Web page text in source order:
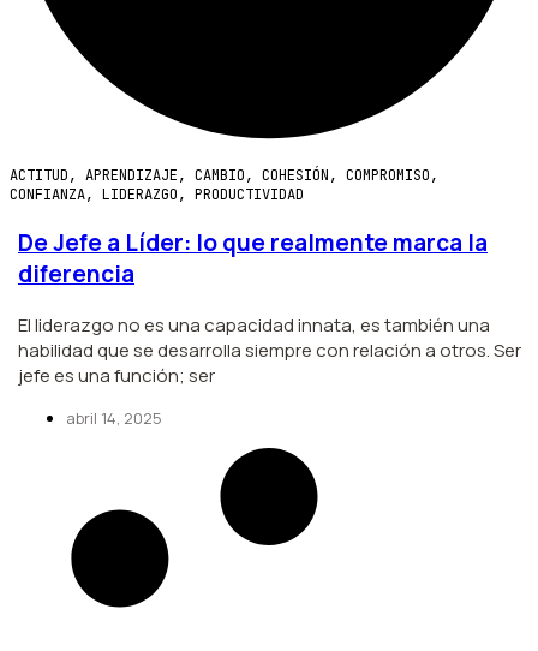
ACTITUD, APRENDIZAJE, CAMBIO, COHESIÓN, COMPROMISO,
CONFIANZA, LIDERAZGO, PRODUCTIVIDAD
De Jefe a Líder: lo que realmente marca la
diferencia
El liderazgo no es una capacidad innata, es también una
habilidad que se desarrolla siempre con relación a otros. Ser
jefe es una función; ser
abril 14, 2025